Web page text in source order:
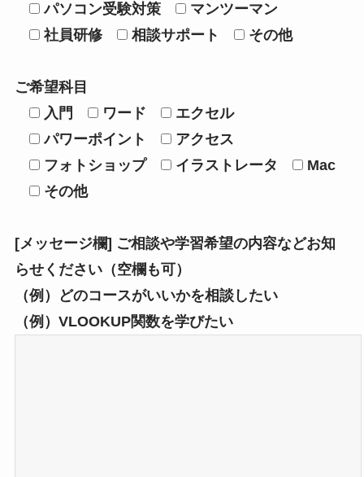
パソコン受験対策
マンツーマン
社員研修
相談サポート その他
ご希望科目
入門
ワード
エクセル
パワーポイント
アクセス
フォトショップ
イラストレータ
Mac
その他
[メッセージ欄] ご相談や学習希望の内容などお知
らせください（空欄も可）
（例）どのコースがいいかを相談したい
（例）VLOOKUP関数を学びたい